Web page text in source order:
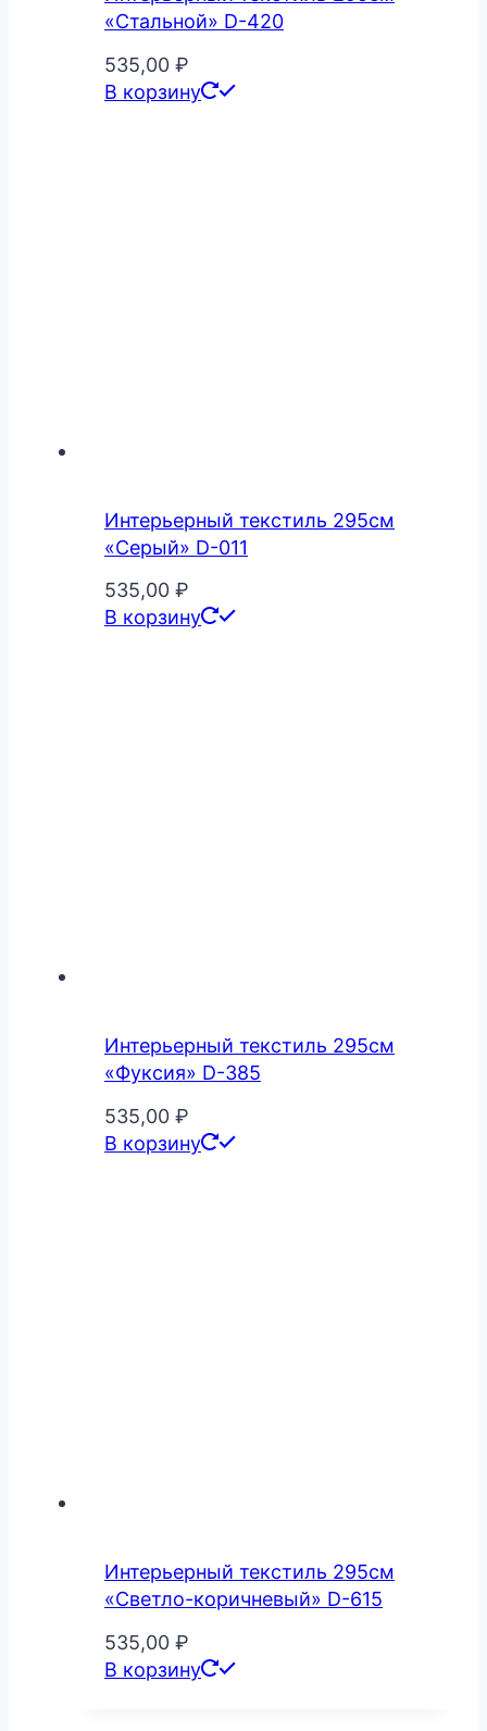
«Стальной» D-420
535,00 ₽
В корзину
Интерьерный текстиль 295см
«Серый» D-011
535,00 ₽
В корзину
Интерьерный текстиль 295см
«Фуксия» D-385
535,00 ₽
В корзину
Интерьерный текстиль 295см
«Светло-коричневый» D-615
535,00 ₽
В корзину